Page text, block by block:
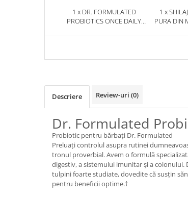
1 x DR. FORMULATED
PROBIOTICS ONCE DAILY
CAPSULE - GARDEN OF LIFE
1 x
PURA DIN
Descriere Review-uri (0)
Dr. Formulated
Probiotic pentru bărbați Dr. Formulated
Preluați controlul asupra rutinei
tronul proverbial. Avem o formulă
digestiv, a sistemului imunitar și a colonului.
tulpini foarte studiate, dovedite că susțin
pentru beneficii optime.†